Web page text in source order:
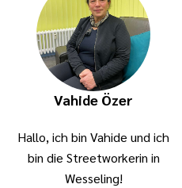
Vahide Özer
Hallo, ich bin Vahide und ich
bin die Streetworkerin in
Wesseling!